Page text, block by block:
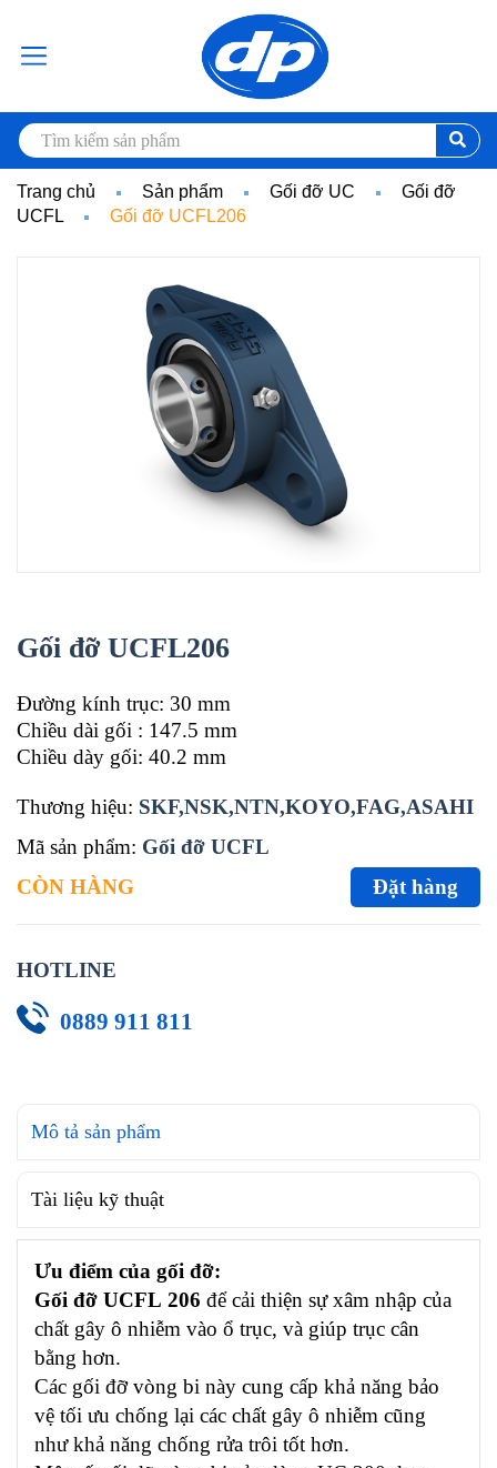
Trang chủ Sản phẩm Gối đỡ UC
Gối đỡ
UCFL
Gối đỡ UCFL206
Gối đỡ UCFL206
Đường kính trục: 30 mm
Chiều dài gối : 147.5 mm
Chiều dày gối: 40.2 mm
Thương hiệu: SKF,NSK,NTN,KOYO,FAG,ASAHI
Mã sản phẩm: Gối đỡ UCFL
CÒN HÀNG
Đặt hàng
HOTLINE
0889 911 811
Mô tả sản phẩm
Tài liệu kỹ thuật
Ưu điểm của gối đỡ:
Gối đỡ UCFL 206 để cải thiện sự xâm nhập của
chất gây ô nhiễm vào ổ trục, và giúp trục cân
bằng hơn.
Các gối đỡ vòng bi này cung cấp khả năng bảo
vệ tối ưu chống lại các chất gây ô nhiễm cũng
như khả năng chống rửa trôi tốt hơn.